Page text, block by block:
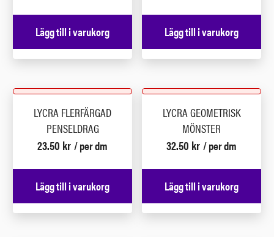
Lägg till i varukorg Lägg till i varukorg
LYCRA FLERFÄRGAD
PENSELDRAG
23.50 kr / per dm
Lägg till i varukorg
LYCRA GEOMETRISK
MÖNSTER
32.50 kr / per dm
Lägg till i varukorg